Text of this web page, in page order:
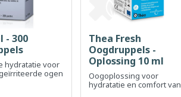
bekijken
- 300
hydratatie voor
ogen
 Snel bekijken
Thea Fresh
Oogdruppels -
Oplossing 10 ml
Oogoplossing voor
hydratatie en comfort van